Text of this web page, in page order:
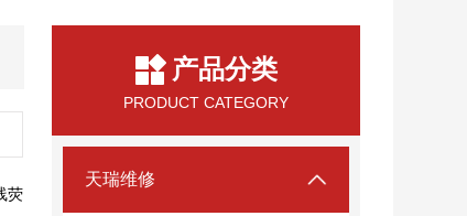
荧
产品分类
PRODUCT CATEGORY
天瑞维修